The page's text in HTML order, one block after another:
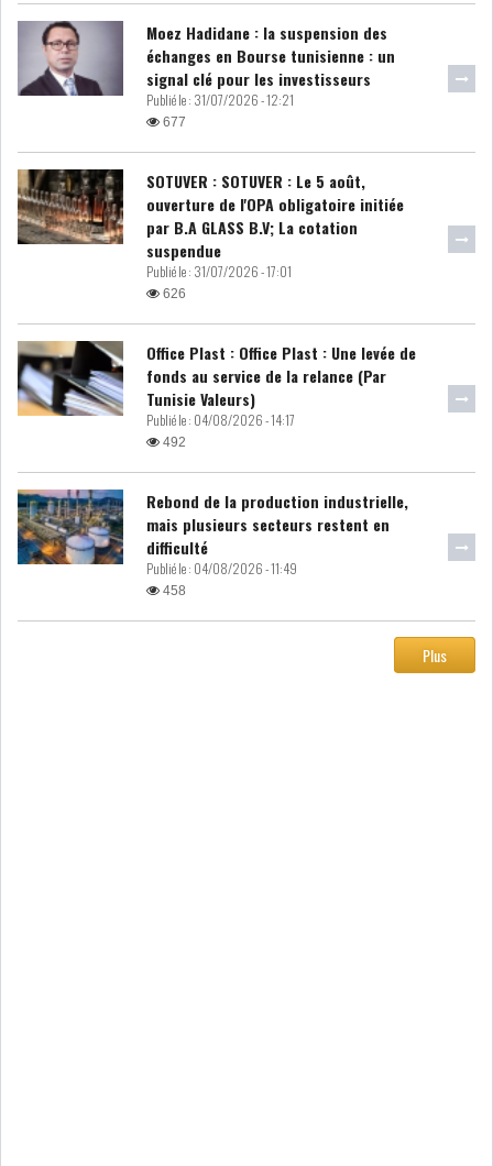
POLITIQUE
DIVERS
ASSEMBLÉE DES
REPRÉSENTANTS DU
PEUPLE (ARP)
SAIED LIMOGE LA MINISTRE DE
L'INDUS...
SLAH ZOUARI NOMMÉ
MINISTRE DE L'ÉQU...
NOUVELLE CHEFFE DU...
Moez Hadidane : la suspension des
échanges en Bourse tunisienne : un
signal clé pour les investisseurs
Publié le : 31/07/2026 - 12:21
677
SOTUVER : SOTUVER : Le 5 août,
ouverture de l'OPA obligatoire initiée
par B.A GLASS B.V; La cotation
suspendue
Publié le : 31/07/2026 - 17:01
626
Office Plast : Office Plast : Une levée de
fonds au service de la relance (Par
Tunisie Valeurs)
Publié le : 04/08/2026 - 14:17
492
Rebond de la production industrielle,
mais plusieurs secteurs restent en
difficulté
Publié le : 04/08/2026 - 11:49
458
Plus